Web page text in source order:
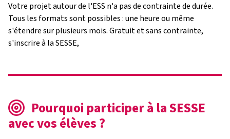
Votre projet autour de l'ESS n'a pas de contrainte de durée.
Tous les formats sont possibles : une heure ou même
s'étendre sur plusieurs mois. Gratuit et sans contrainte,
s'inscrire à la SESSE,
Pourquoi participer à la SESSE
avec vos élèves ?